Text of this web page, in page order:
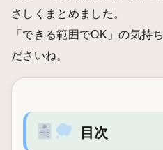
さしくまとめました。
「できる範囲でOK」の気持
ださいね。
目次